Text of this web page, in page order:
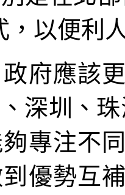
，以便利
府應該
深圳、
專注不
優勢互